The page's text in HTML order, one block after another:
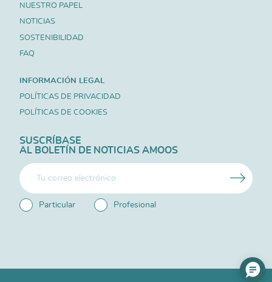
NUESTRO PAPEL
NOTICIAS
SOSTENIBILIDAD
FAQ
INFORMACIÓN LEGAL
POLÍTICAS DE PRIVACIDAD
POLÍTICAS DE COOKIES
SUSCRÍBASE
AL BOLETÍN DE NOTICIAS AMOOS
Particular Profesional